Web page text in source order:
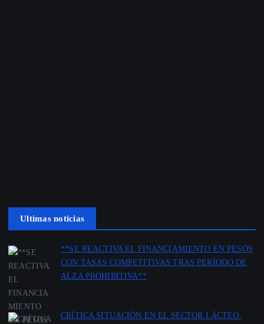
Ultimas noticias
**SE REACTIVA EL FINANCIAMIENTO EN PESOS
CON TASAS COMPETITIVAS TRAS PERÍODO DE
ALZA PROHIBITIVA**
CRÍTICA SITUACIÓN EN EL SECTOR LÁCTEO: